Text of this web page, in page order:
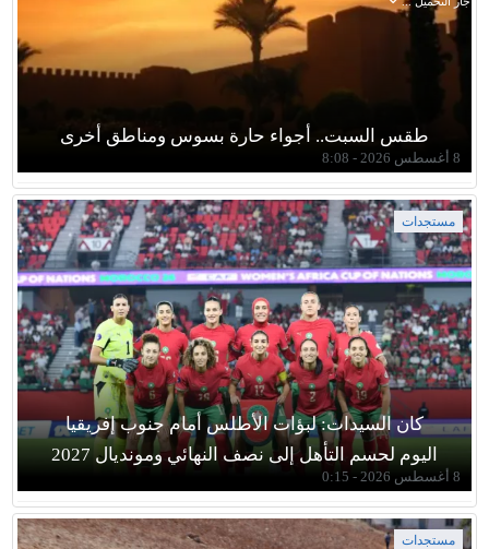
طقس السبت.. أجواء حارة بسوس ومناطق أخرى
8 أغسطس 2026 - 8:08
مستجدات
كان السيدات: لبؤات الأطلس أمام جنوب إفريقيا
اليوم لحسم التأهل إلى نصف النهائي ومونديال 2027
8 أغسطس 2026 - 0:15
مستجدات